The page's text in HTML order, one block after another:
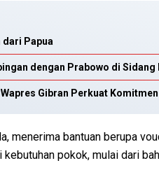
dari Papua
dengan Prabowo di Sidang
Gibran Perkuat
menerima bantuan berupa
pokok, mulai dari